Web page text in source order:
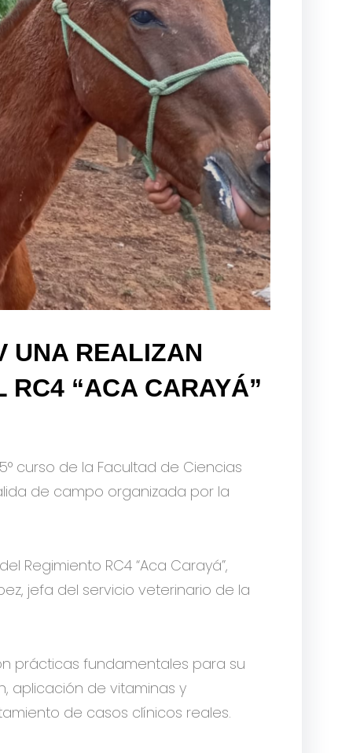
UNA REALIZAN
RC4 “ACA CARAYÁ”
curso de la Facultad de Ciencias
de campo organizada por la
Regimiento RC4 “Aca Carayá”,
jefa del servicio veterinario de la
prácticas fundamentales para su
aplicación de vitaminas y
de casos clínicos reales.